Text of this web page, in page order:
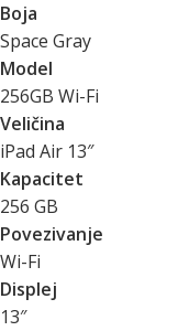
Boja
Space Gray
Model
256GB Wi-Fi
Veličina
iPad Air 13″
Kapacitet
256 GB
Povezivanje
Wi-Fi
Displej
13″